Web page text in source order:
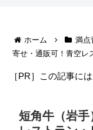
ホーム 満点
寄せ・通販可！青空レ
［PR］この記事に
短角牛（岩